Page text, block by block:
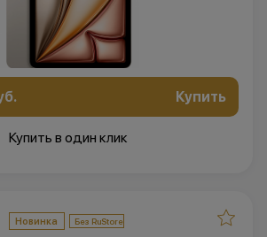
Купить
Купить в один клик
Новинка